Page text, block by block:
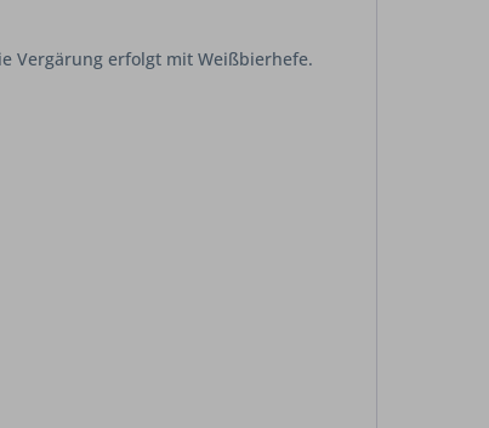
Vergärung erfolgt mit Weißbierhefe.